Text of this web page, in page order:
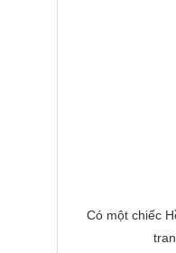
Có một chiếc